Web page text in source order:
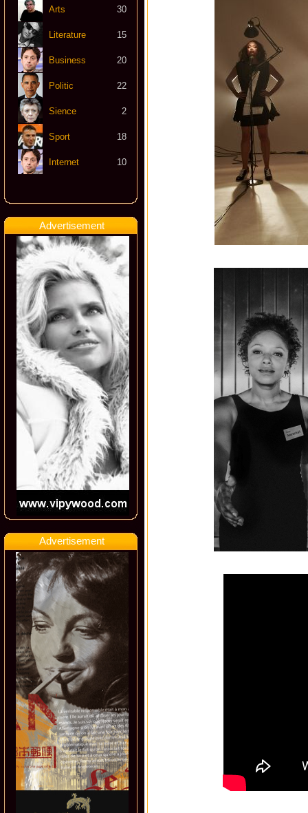
Arts 30
Literature 15
Business 20
Politic 22
Sience 2
Sport 18
Internet 10
Advertisement
Advertisement